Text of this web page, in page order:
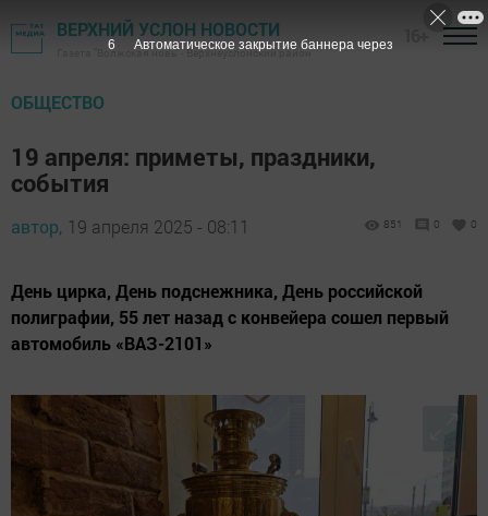
ВЕРХНИЙ УСЛОН НОВОСТИ
Газета "Волжская новь" - Верхнеуслонский район
ОБЩЕСТВО
19 апреля: приметы, праздники,
события
автор, 19 апреля 2025 - 08:11 851 0 0
День цирка, День подснежника, День российской
полиграфии, 55 лет назад с конвейера сошел первый
автомобиль «ВАЗ-2101»
4 Автоматическое закрытие баннера через